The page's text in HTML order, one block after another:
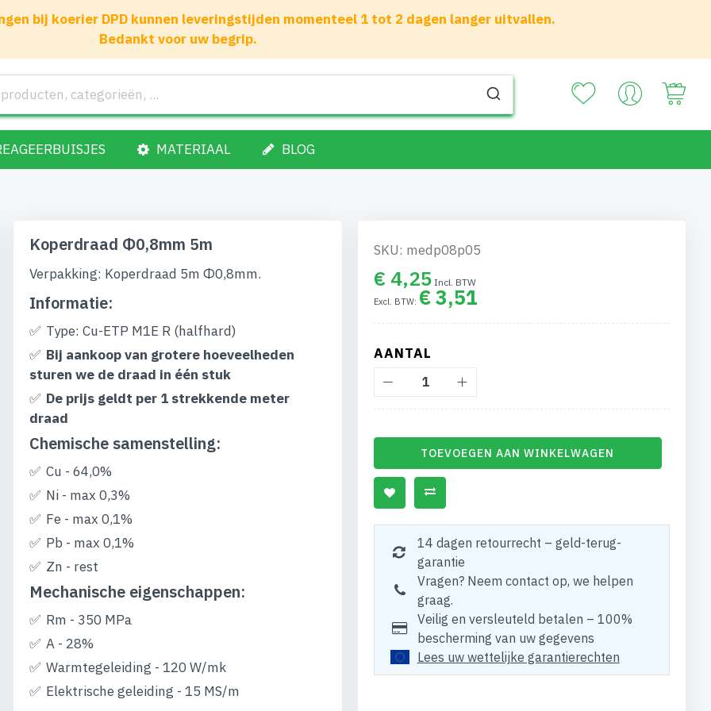
bij koerier DPD kunnen leveringstijden momenteel 1 tot 2 dagen langer uitvallen.
Bedankt voor uw begrip.
MATERIAAL BLOG
Koperdraad Φ0,8mm 5m
Verpakking: Koperdraad 5m Φ0,8mm.
Informatie:
Type: Cu-ETP M1E R (halfhard)
Bij aankoop van grotere hoeveelheden
sturen we de draad in één stuk
De prijs geldt per 1 strekkende meter
draad
Chemische samenstelling:
Cu - 64,0%
Ni - max 0,3%
Fe - max 0,1%
Pb - max 0,1%
Zn - rest
Mechanische eigenschappen:
Rm - 350 MPa
A - 28%
Warmtegeleiding - 120 W/mk
Elektrische geleiding - 15 MS/m
SKU: medp08p05
€ 4,25
€ 3,51
AANTAL
TOEVOEGEN AAN WINKELWAGEN
14 dagen retourrecht – geld-terug-
garantie
Vragen? Neem contact op, we helpen
graag.
Veilig en versleuteld betalen – 100%
bescherming van uw gegevens
Lees uw wettelijke garantierechten